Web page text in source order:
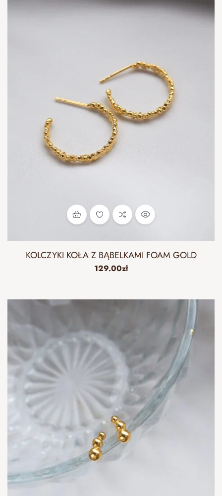
KOLCZYKI KOŁA Z BĄBELKAMI FOAM GOLD
129.00zł